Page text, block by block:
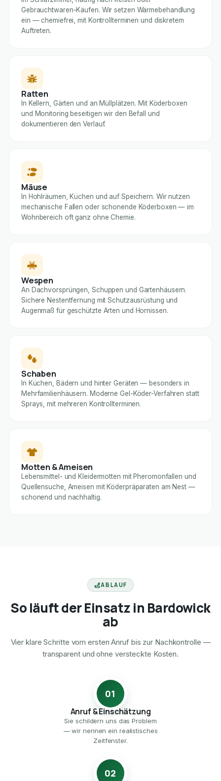
Gebrauchtwaren-Käufen. Wir setzen Wärmebehandlung
ein — chemiefrei, mit Kontrollterminen und diskretem
Auftreten.
Ratten
In Kellern, Gärten und an Müllplätzen. Mit Köderboxen
und Monitoring beseitigen wir den Befall und
dokumentieren den Verlauf.
Mäuse
In Hohlräumen, Küchen und auf Speichern. Wir nutzen
mechanische Fallen oder schonende Köderboxen — im
Wohnbereich oft ganz ohne Chemie.
Wespen
An Dachvorsprüngen, Schuppen und Gartenhäusern.
Sichere Nestentfernung mit Schutzausrüstung und
Augenmaß für geschützte Arten und Hornissen.
Schaben
In Küchen, Bädern und hinter Geräten — besonders in
Mehrfamilienhäusern. Moderne Gel-Köder-Verfahren statt
Sprays, mit mehreren Kontrollterminen.
Motten & Ameisen
Lebensmittel- und Kleidermotten mit Pheromonfallen und
Quellensuche, Ameisen mit Köderpräparaten am Nest —
schonend und nachhaltig.
ABLAUF
So läuft der Einsatz in Bardowick
ab
Vier klare Schritte vom ersten Anruf bis zur Nachkontrolle —
transparent und ohne versteckte Kosten.
01
Anruf & Einschätzung
Sie schildern uns das Problem
— wir nennen ein realistisches
Zeitfenster.
02